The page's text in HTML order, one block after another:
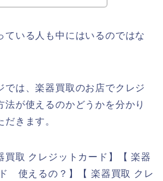
ている人も中にはいるのではな
では、楽器買取のお店でクレジ
法が使えるのかどうかを分かり
きます。
買取 クレジットカード】【 楽器
使えるの？】【 楽器買取 クレ